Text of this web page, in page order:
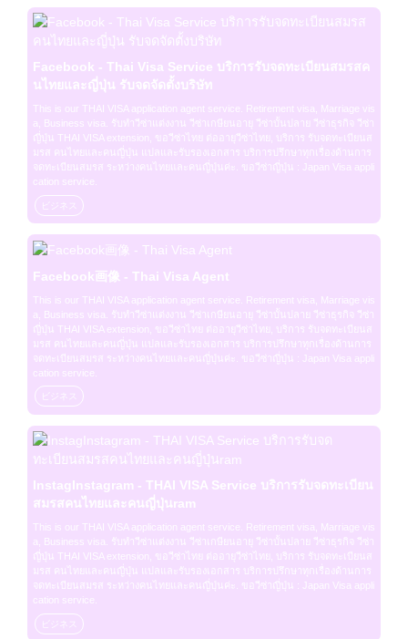
Facebook - Thai Visa Service บริการรับจดทะเบียนสมรสค
นไทยและญี่ปุ่น รับจดจัดตั้งบริษัท
This is our THAI VISA application agent service. Retirement visa, Marriage vis
a, Business visa. รับทำวีซ่าแต่งงาน วีซ่าเกษียนอายุ วีซ่าบั้นปลาย วีซ่าธุรกิจ วีซ่า
ญี่ปุ่น THAI VISA extension, ขอวีซ่าไทย ต่ออายุวีซ่าไทย, บริการ รับจดทะเบียนส
มรส คนไทยและคนญี่ปุ่น แปลและรับรองเอกสาร บริการปรึกษาทุกเรื่องด้านการ
จดทะเบียนสมรส ระหว่างคนไทยและคนญี่ปุ่นค่ะ. ขอวีซ่าญี่ปุ่น : Japan Visa appli
cation service.
ビジネス
Facebook画像 - Thai Visa Agent
This is our THAI VISA application agent service. Retirement visa, Marriage vis
a, Business visa. รับทำวีซ่าแต่งงาน วีซ่าเกษียนอายุ วีซ่าบั้นปลาย วีซ่าธุรกิจ วีซ่า
ญี่ปุ่น THAI VISA extension, ขอวีซ่าไทย ต่ออายุวีซ่าไทย, บริการ รับจดทะเบียนส
มรส คนไทยและคนญี่ปุ่น แปลและรับรองเอกสาร บริการปรึกษาทุกเรื่องด้านการ
จดทะเบียนสมรส ระหว่างคนไทยและคนญี่ปุ่นค่ะ. ขอวีซ่าญี่ปุ่น : Japan Visa appli
cation service.
ビジネス
InstagInstagram - THAI VISA Service บริการรับจดทะเบียน
สมรสคนไทยและคนญี่ปุ่นram
This is our THAI VISA application agent service. Retirement visa, Marriage vis
a, Business visa. รับทำวีซ่าแต่งงาน วีซ่าเกษียนอายุ วีซ่าบั้นปลาย วีซ่าธุรกิจ วีซ่า
ญี่ปุ่น THAI VISA extension, ขอวีซ่าไทย ต่ออายุวีซ่าไทย, บริการ รับจดทะเบียนส
มรส คนไทยและคนญี่ปุ่น แปลและรับรองเอกสาร บริการปรึกษาทุกเรื่องด้านการ
จดทะเบียนสมรส ระหว่างคนไทยและคนญี่ปุ่นค่ะ. ขอวีซ่าญี่ปุ่น : Japan Visa appli
cation service.
ビジネス